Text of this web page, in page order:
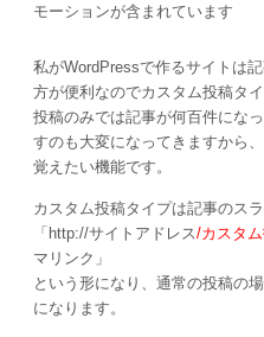
モーションが含まれています
私がWordPressで作るサイトは
方が便利なのでカスタム投稿タ
投稿のみでは記事が何百件にな
すのも大変になってきますから
覚えたい機能です。
カスタム投稿タイプは記事のス
「http://サイトアドレス/カスタ
マリンク」
という形になり、通常の投稿の
になります。